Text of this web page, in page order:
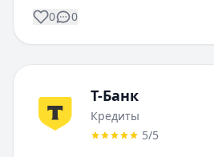
0 0
Т-Банк
Кредиты
5/5